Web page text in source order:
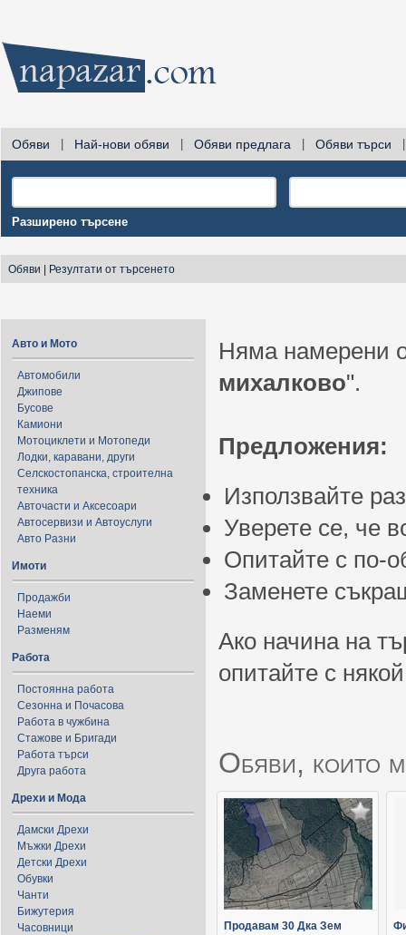
Обяви Най-нови обяви Обяви предлага Обяви търси
Разширено търсене
Обяви Резултати от търсенето
Авто и Мото
Автомобили
Джипове
Бусове
Камиони
Мотоциклети и Мотопеди
Лодки, каравани, други
Селскостопанска, строителна
техника
Авточасти и Аксесоари
Автосервизи и Автоуслуги
Авто Разни
Имоти
Продажби
Наеми
Разменям
Работа
Постоянна работа
Сезонна и Почасова
Работа в чужбина
Стажове и Бригади
Работа търси
Друга работа
Дрехи и Мода
Дамски Дрехи
Мъжки Дрехи
Детски Дрехи
Обувки
Чанти
Бижутерия
Часовници
Няма намерени
михалково".
Предложения:
Използвайте
Уверете се, че
Опитайте с по-
Заменете
Ако начина на
опитайте с
Обяви, които
Продавам 30 Дка Зем